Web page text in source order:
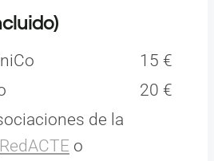
15 €
20 €
de la
RedACTE o